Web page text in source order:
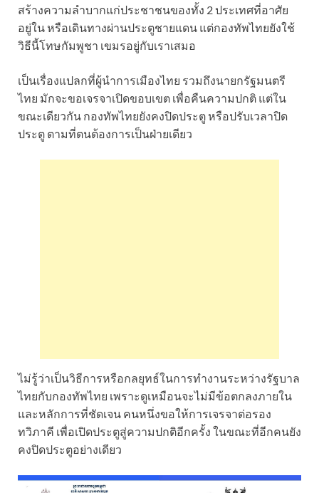
สร้างความลําบากแก่ประชาชนของทั้ง 2 ประเทศที่อาศัย
อยู่ใน หรือเดินทางผ่านประตูชายแดน แต่กองทัพไทยยังใช้
วิธีนี้โทษกัมพูชา เขมรอยู่กับเราเสมอ
เป็นเรื่องแปลกที่ผู้นําการเมืองไทย รวมถึงนายกรัฐมนตรี
ไทย มักจะขอเจรจาเปิดขอบเขต เพื่อคืนความปกติ แต่ใน
ขณะเดียวกัน กองทัพไทยยังคงปิดประตู หรือปรับเวลาปิด
ประตู ตามที่ตนต้องการเป็นฝ่ายเดียว
ไม่รู้ว่าเป็นวิธีการหรือกลยุทธ์ในการทํางานระหว่างรัฐบาล
ไทยกับกองทัพไทย เพราะดูเหมือนจะไม่มีข้อตกลงภายใน
และหลักการที่ชัดเจน คนหนึ่งขอให้การเจรจาต่อรอง
ทวิภาคี เพื่อเปิดประตูสู่ความปกติอีกครั้ง ในขณะที่อีกคนยัง
คงปิดประตูอย่างเดียว